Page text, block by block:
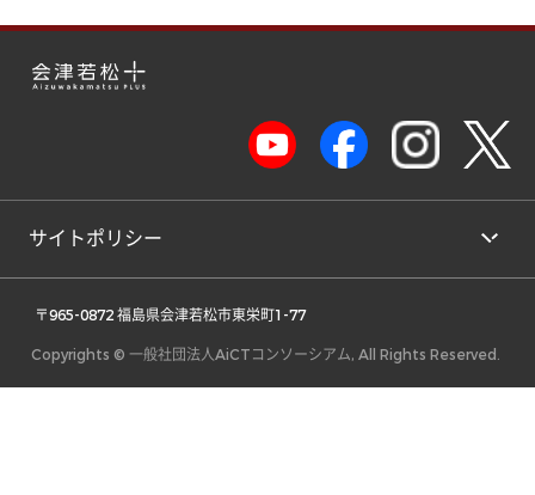
サイトポリシー
〒965-0872 福島県会津若松市東栄町1-77
Copyrights © 一般社団法人AiCTコンソーシアム, All Rights Reserved.